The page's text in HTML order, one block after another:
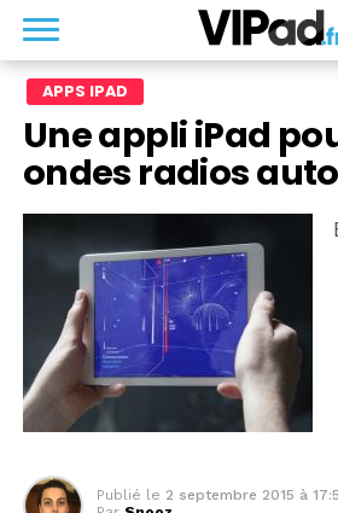
APPS IPAD
Une appli iPad
ondes radios
Publié le 2 septembre 2015 à